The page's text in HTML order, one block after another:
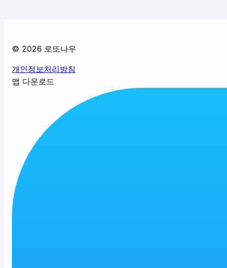
© 2026 로또나우
개인정보처리방침
앱 다운로드